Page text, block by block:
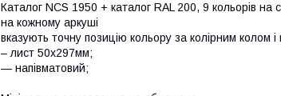
Каталог NCS 1950 + каталог RAL 200, 9 кольорів
на кожному аркуші
вказують точну позицію кольору за колірним колом і
– лист 50х297мм;
— напівматовий;